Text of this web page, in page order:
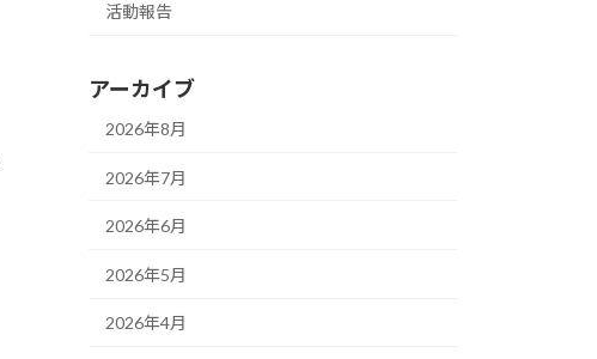
活動報告
アーカイブ
2026年8月
2026年7月
2026年6月
2026年5月
2026年4月